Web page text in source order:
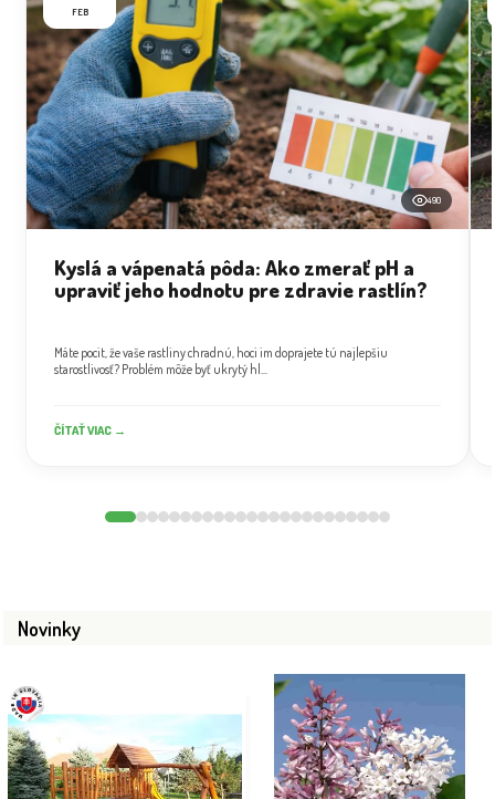
FEB
490
Kyslá a vápenatá pôda: Ako zmerať pH a
upraviť jeho hodnotu pre zdravie rastlín?
Máte pocit, že vaše rastliny chradnú, hoci im doprajete tú najlepšiu
starostlivosť? Problém môže byť ukrytý hl...
ČÍTAŤ VIAC →
Novinky